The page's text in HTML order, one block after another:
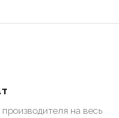
на весь